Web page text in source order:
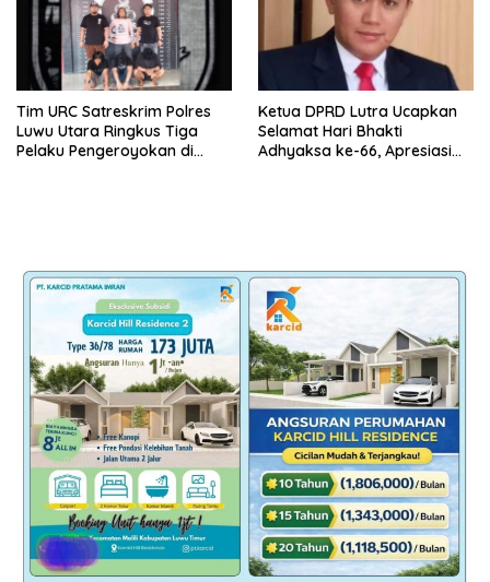
Tim URC Satreskrim Polres
Luwu Utara Ringkus Tiga
Pelaku Pengeroyokan di
Ketua DPRD Lutra Ucapkan
Selamat Hari Bhakti
Adhyaksa ke-66, Apresiasi